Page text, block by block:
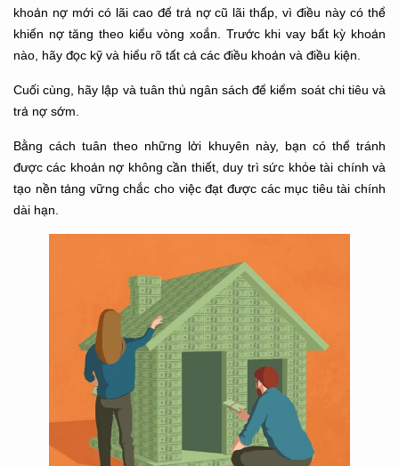
khoản nợ mới có lãi cao để trả nợ cũ lãi thấp, vì điều này có thể
khiến nợ tăng theo kiểu vòng xoắn. Trước khi vay bất kỳ khoản
nào, hãy đọc kỹ và hiểu rõ tất cả các điều khoản và điều kiện.
Cuối cùng, hãy lập và tuân thủ ngân sách để kiểm soát chi tiêu và
trả nợ sớm.
Bằng cách tuân theo những lời khuyên này, bạn có thể tránh
được các khoản nợ không cần thiết, duy trì sức khỏe tài chính và
tạo nền tảng vững chắc cho việc đạt được các mục tiêu tài chính
dài hạn.